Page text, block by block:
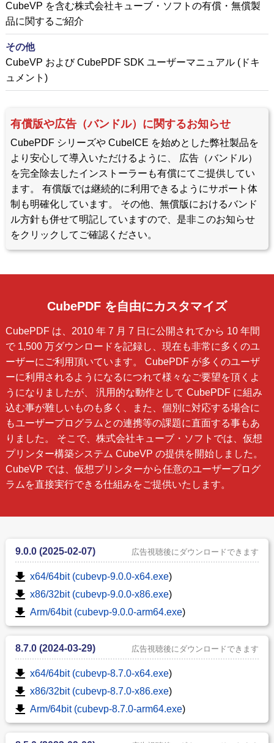
CubeVP を含む株式会社キューブ・ソフトの有償・無償製
品に関するご紹介
その他
CubeVP および CubePDF SDK ユーザーマニュアル (ドキ
ュメント)
有償版や広告（バンドル）に関するお知らせ
CubePDF シリーズや CubeICE を始めとした弊社製品を
より安心して導入いただけるように、 広告（バンドル）
を完全除去したインストーラーも有償にてご提供してい
ます。 有償版では継続的に利用できるようにサポート体
制も明確化しています。 その他、無償版におけるバンド
ル方針も併せて明記していますので、是非このお知らせ
をクリックしてご確認ください。
CubePDF を自由にカスタマイズ
CubePDF は、2010 年 7 月 7 日に公開されてから 10 年間
で 1,500 万ダウンロードを記録し、現在も非常に多くのユ
ーザーにご利用頂いています。 CubePDF が多くのユーザ
ーに利用されるようになるにつれて様々なご要望を頂くよ
うになりましたが、 汎用的な動作として CubePDF に組み
込む事が難しいものも多く、また、個別に対応する場合に
もユーザープログラムとの連携等の課題に直面する事もあ
りました。 そこで、株式会社キューブ・ソフトでは、仮想
プリンター構築システム CubeVP の提供を開始しました。
CubeVP では、仮想プリンターから任意のユーザープログ
ラムを直接実行できる仕組みをご提供いたします。
9.0.0 (2025-02-07) 広告視聴後にダウンロードできます
x64/64bit (cubevp-9.0.0-x64.exe)
x86/32bit (cubevp-9.0.0-x86.exe)
Arm/64bit (cubevp-9.0.0-arm64.exe)
8.7.0 (2024-03-29) 広告視聴後にダウンロードできます
x64/64bit (cubevp-8.7.0-x64.exe)
x86/32bit (cubevp-8.7.0-x86.exe)
Arm/64bit (cubevp-8.7.0-arm64.exe)